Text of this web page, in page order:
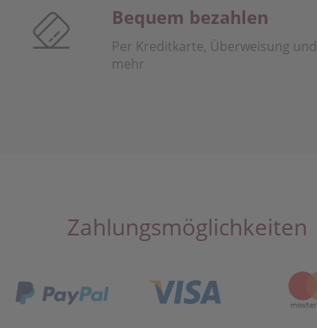
Bequem bezahlen
Per Kreditkarte, Überweisung und
mehr
Zahlungsmöglichkeiten